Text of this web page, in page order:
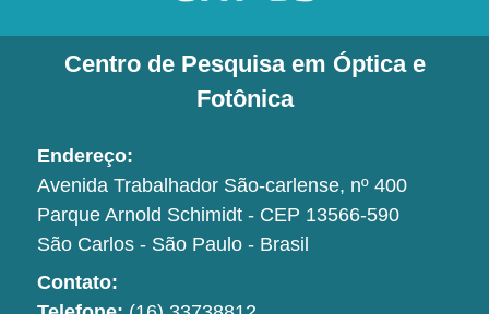
Centro de Pesquisa em Óptica e
Fotônica
Endereço:
Avenida Trabalhador São-carlense, nº 400
Parque Arnold Schimidt - CEP 13566-590
São Carlos - São Paulo - Brasil
Contato: